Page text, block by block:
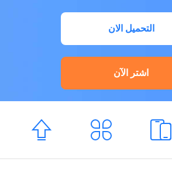
التحميل الان
اشتر الآن